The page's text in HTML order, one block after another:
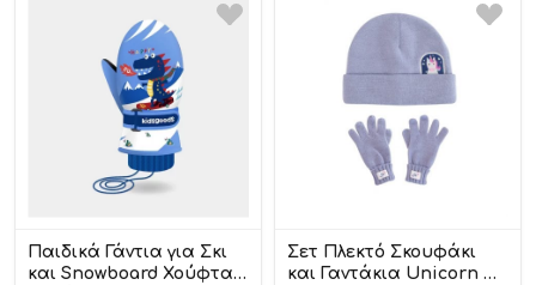
Παιδικά Γάντια για Σκι
και Snowboard Χούφτα
Σετ Πλεκτό Σκουφάκι
και Γαντάκια Unicorn M